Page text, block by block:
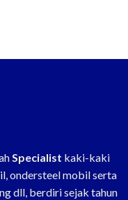
Specialist kaki-kaki
ondersteel mobil serta
dll, berdiri sejak tahun